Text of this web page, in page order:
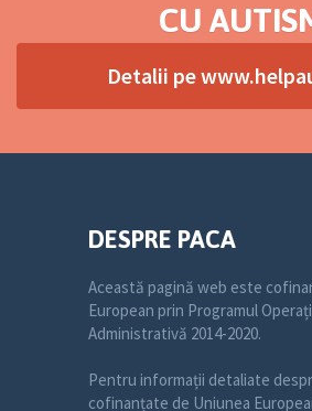
CU
Detalii pe
DESPRE PACA
Această pagină web este
European prin Programul
Administrativă 2014-2020.
Pentru informații detaliate
cofinanțate de Uniunea